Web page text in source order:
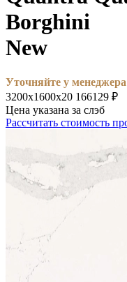
Borghini
New
Уточняйте у менеджера
3200х1600х20 166129 ₽
Цена указана за слэб
Рассчитать стоимость